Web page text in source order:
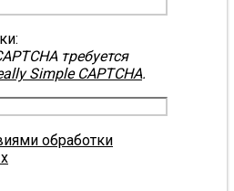
требуется
Simple CAPTCHA.
обработки